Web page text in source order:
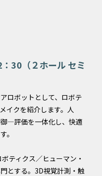
30（２ホール セミ
ロボットとして、ロボテ
イクを紹介します。人
—評価を一体化し、快適
。
ティクス／ヒューマン・
とする。3D視覚計測・触